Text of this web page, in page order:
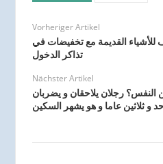
Vorheriger Artikel
للأشياء القديمة مع تخفيضات في
تذاكر الدخول
Nächster Artikel
النفس؟ رجلان يلاحقان و يضربان
و ثلاثين عاما و هو يشهر السكين